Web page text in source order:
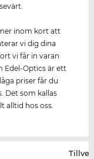
inom kort att
vi dig dina
vi får in varan
Edel-Optics är ett
priser får du
Det som kallas
alltid hos oss.